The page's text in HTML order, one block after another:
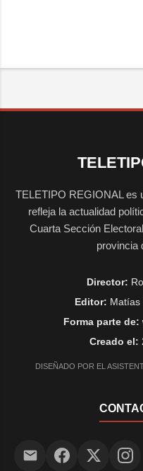
TELETIPO REGIONAL es
refleja la actualidad
Cuarta Sección
provincia
Director:
Editor: Matías
Forma parte de:
Creado el:
DISEÑADO POR EL